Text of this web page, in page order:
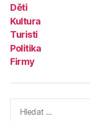
Děti
Kultura
Turisti
Politika
Firmy
vyhledávání: